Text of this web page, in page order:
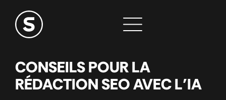
CONSEILS POUR LA
RÉDACTION SEO AVEC L’IA